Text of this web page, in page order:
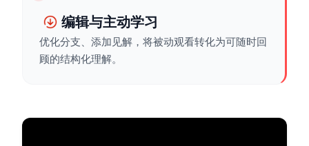
编辑与主动学习
优化分支、添加见解，将被动观看转化为可随时回
顾的结构化理解。